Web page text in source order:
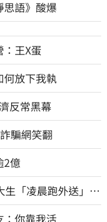
語》酸爆
王X蛋
何放下我執
反常黑幕
騙網笑翻
2億
「凌晨跑外送」挨
你靠我活